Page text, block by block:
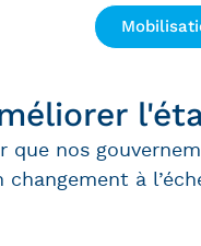
que nos
changement à